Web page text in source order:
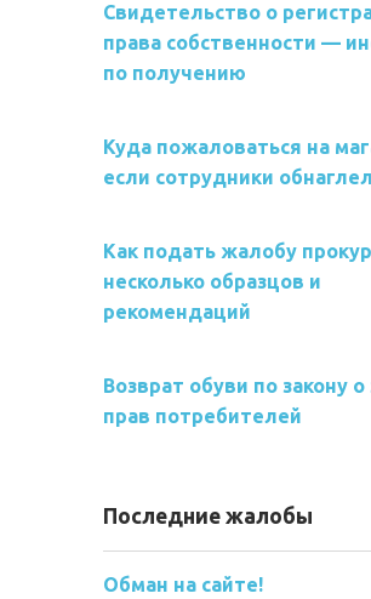
Свидетельство о
права собственности —
по получению
Куда пожаловаться на
если сотрудники
Как подать жалобу
несколько образцов и
рекомендаций
Возврат обуви по закону
прав потребителей
Последние жалобы
Обман на сайте!